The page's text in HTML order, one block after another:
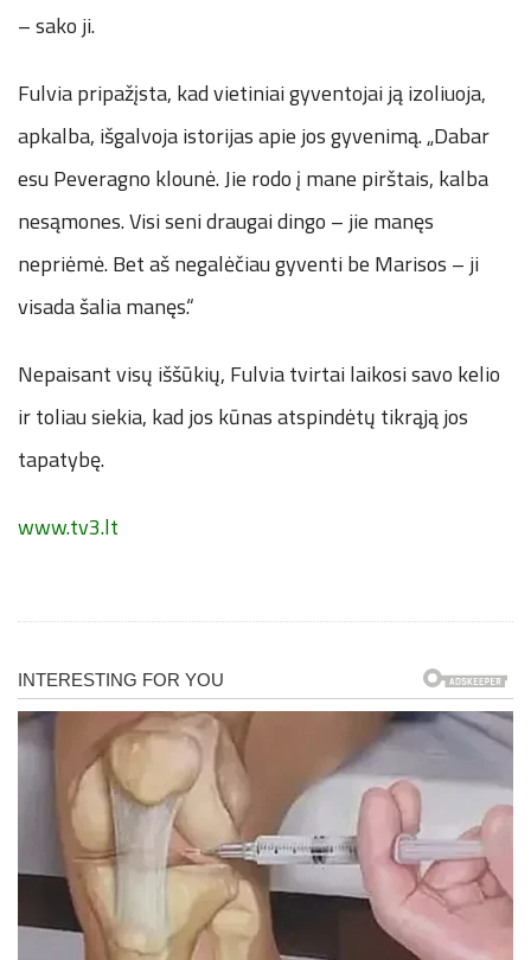
– sako ji.
Fulvia pripažįsta, kad vietiniai gyventojai ją izoliuoja,
apkalba, išgalvoja istorijas apie jos gyvenimą. „Dabar
esu Peveragno klounė. Jie rodo į mane pirštais, kalba
nesąmones. Visi seni draugai dingo – jie manęs
nepriėmė. Bet aš negalėčiau gyventi be Marisos – ji
visada šalia manęs.“
Nepaisant visų iššūkių, Fulvia tvirtai laikosi savo kelio
ir toliau siekia, kad jos kūnas atspindėtų tikrąją jos
tapatybę.
www.tv3.lt